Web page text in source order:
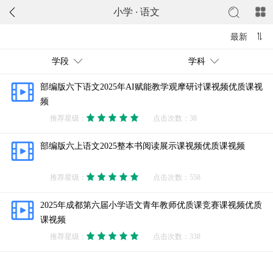
小学 · 语文
最新
学段 学科
部编版六下语文2025年AI赋能教学观摩研讨课视频优质课视
频
推荐星级： 点击次数：38
部编版六上语文2025整本书阅读展示课视频优质课视频
推荐星级： 点击次数：558
2025年成都第六届小学语文青年教师优质课竞赛课视频优质
课视频
推荐星级： 点击次数：338